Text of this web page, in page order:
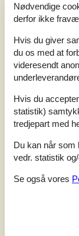
Vores
5,0
Tjek ind:
Generel:
Ein
Einrichtung und
Nødvendige
derfor ikke
Hvis du giver
du os med at
videresendt
Hvis du
statistik)
tredjepart med
Du kan når som
vedr. statistik
Se også vores